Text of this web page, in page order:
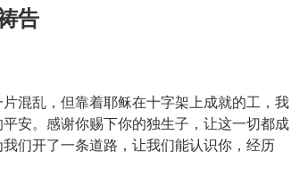
告
混乱，但靠着耶稣在十字架上成就的工，我
安。感谢你赐下你的独生子，让这一切都成
们开了一条道路，让我们能认识你，经历